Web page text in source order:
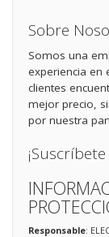
Sobre
Somos una
experiencia en
clientes
mejor precio,
por nuestra
Responsable: